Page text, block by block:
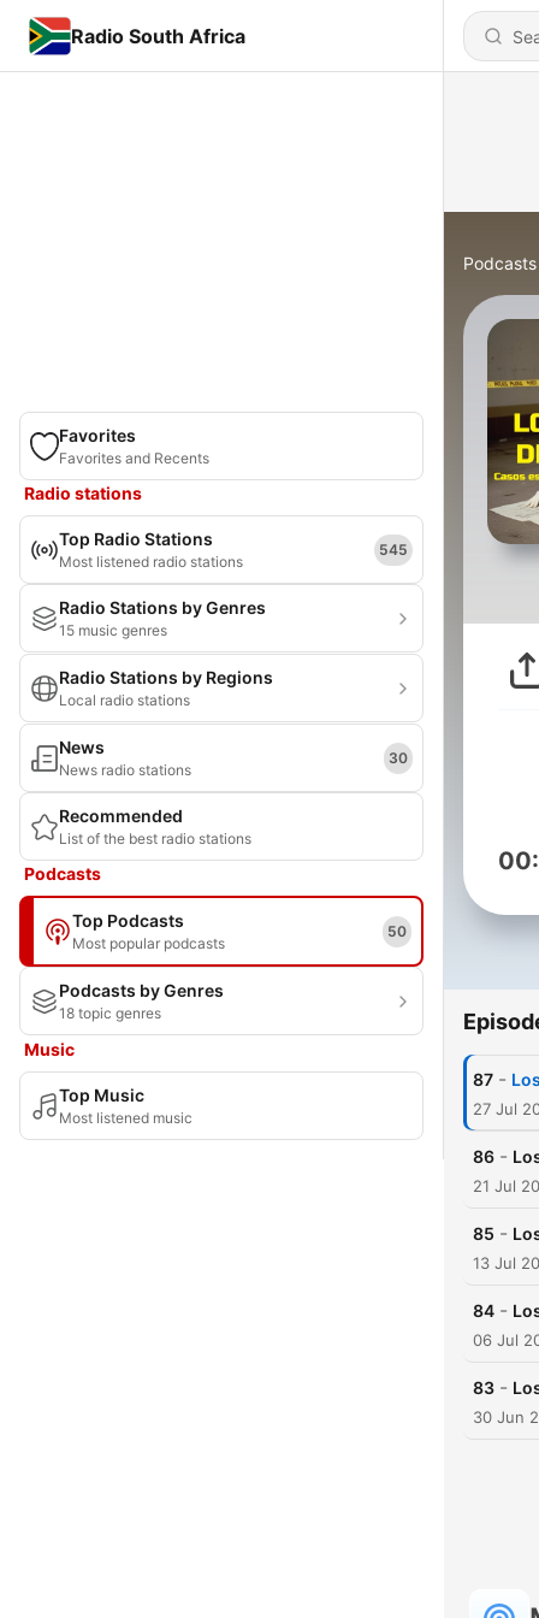
Radio South Africa
Favorites
Favorites and Recents
Radio stations
Top Radio Stations
Most listened radio stations
545
Radio Stations by Genres
15 music genres
Radio Stations by Regions
Local radio stations
News
News radio stations
30
Recommended
List of the best radio stations
Podcasts
Top Podcasts
Most popular podcasts
50
Podcasts by Genres
18 topic genres
Music
Top Music
Most listened music
Podcasts
87 -
27 Jul
86 -
21 Jul
85 -
13 Jul
84 -
06 Jul
83 -
30 Jun